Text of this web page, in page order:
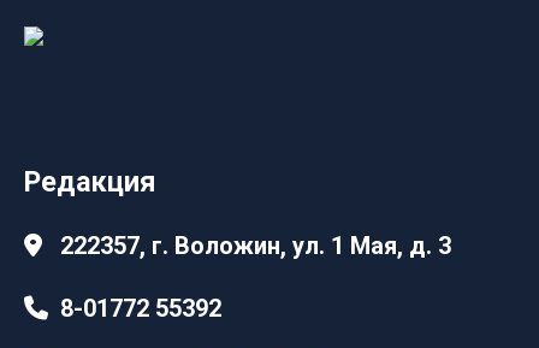
Редакция
222357, г. Воложин, ул. 1 Мая, д. 3
8-01772 55392